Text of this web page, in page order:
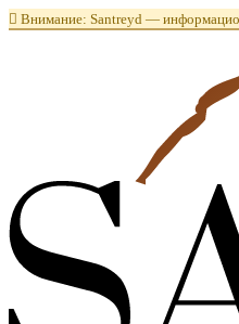
 Внимание: Santreyd —